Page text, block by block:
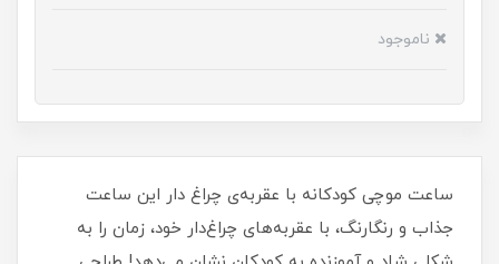
ناموجود
ساعت موچی کودکانه با عقربه‌ی چراغ دار این ساعت
جذاب و رنگارنگ، با عقربه‌های چراغ‌دار خود، زمان را به